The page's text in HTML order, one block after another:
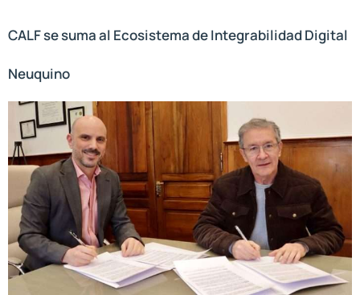
CALF se suma al Ecosistema de Integrabilidad Digital
Neuquino